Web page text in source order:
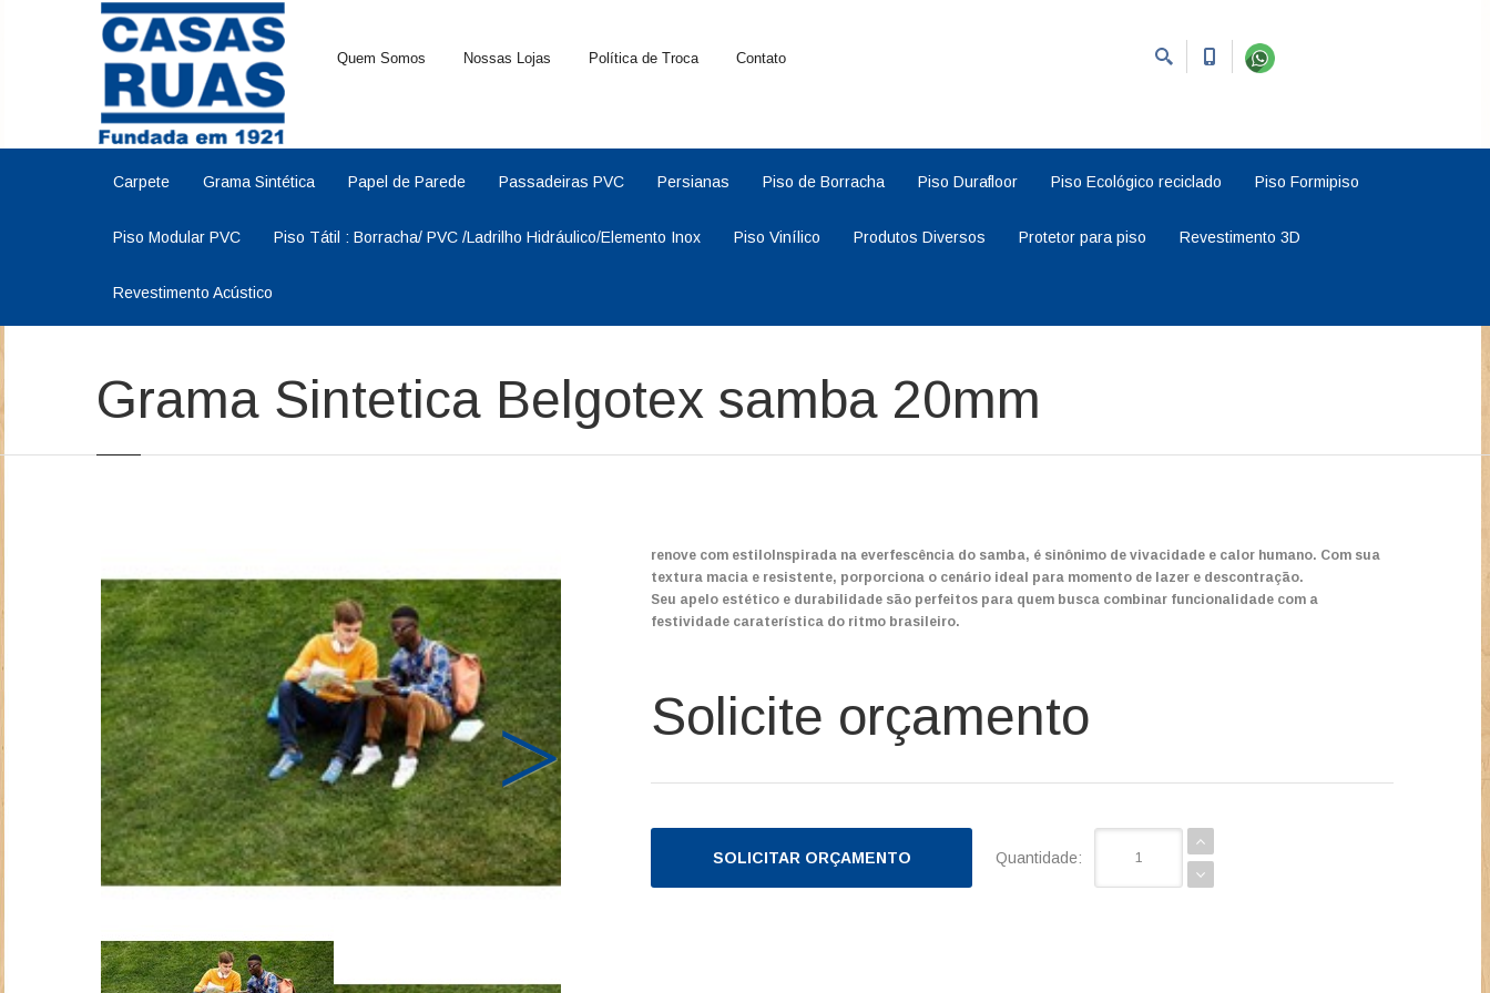
Quem Somos Nossas Lojas Política de Troca Contato
Carpete Grama Sintética Papel de Parede Passadeiras PVC Persianas Piso de Borracha Piso Durafloor Piso Ecológico reciclado Piso Formipiso
Piso Modular PVC Piso Tátil : Borracha/ PVC /Ladrilho Hidráulico/Elemento Inox Piso Vinílico Produtos Diversos Protetor para piso Revestimento 3D
Revestimento Acústico
Grama Sintetica Belgotex samba 20mm
Next
renove com estiloInspirada na everfescência do samba, é sinônimo de vivacidade e calor humano. Com sua
textura macia e resistente, porporciona o cenário ideal para momento de lazer e descontração.
Seu apelo estético e durabilidade são perfeitos para quem busca combinar funcionalidade com a
festividade caraterística do ritmo brasileiro.
Solicite orçamento
SOLICITAR ORÇAMENTO Quantidade: